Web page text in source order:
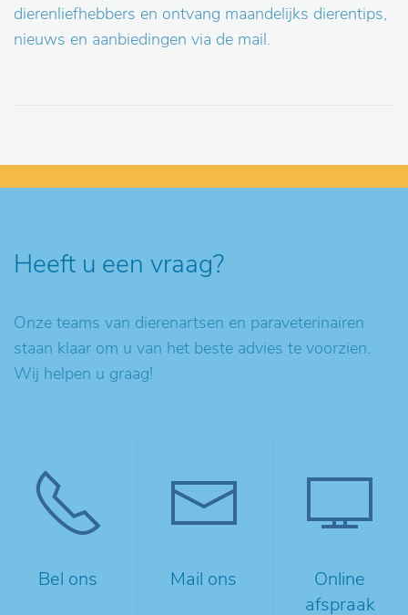
dierenliefhebbers en ontvang maandelijks dierentips,
nieuws en aanbiedingen via de mail.
Heeft u een vraag?
Onze teams van dierenartsen en paraveterinairen
staan klaar om u van het beste advies te voorzien.
Wij helpen u graag!
Bel ons Mail ons
Online
afspraak